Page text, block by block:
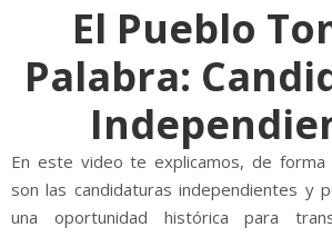
El Pueblo
Palabra:
En este video te explicamos, de forma
son las candidaturas independientes y
una oportunidad histórica para